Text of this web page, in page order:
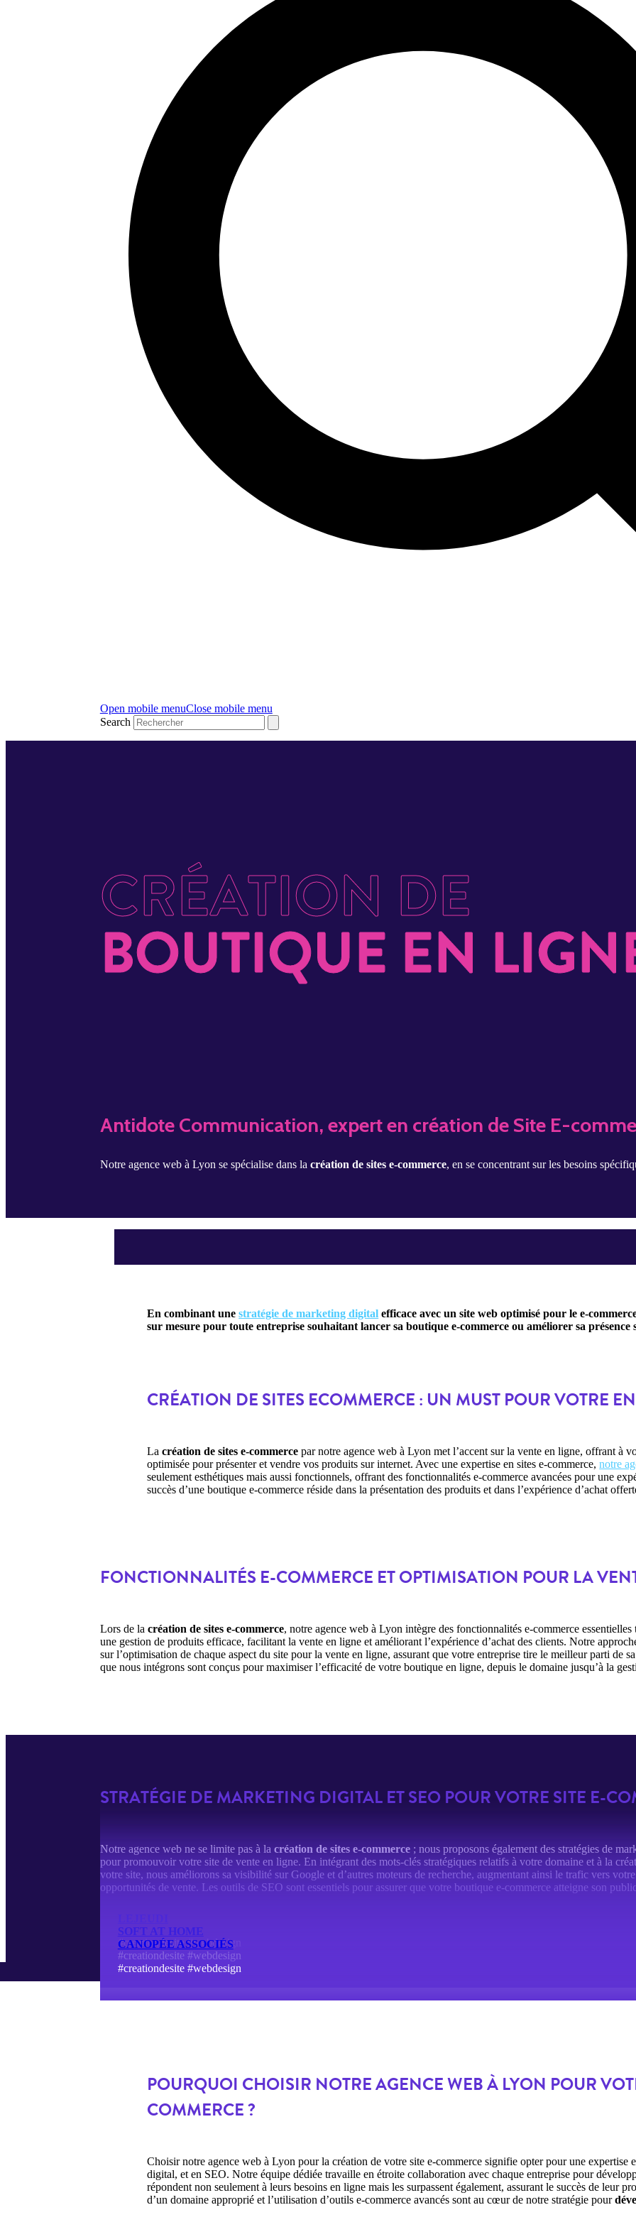
Open mobile menuClose mobile menu
Search
CRÉATION DE
BOUTIQUE EN
Antidote Communication, expert en création de Site E-
Notre agence web à Lyon se spécialise dans la création de sites e-commerce, en se concentrant sur les besoins
En combinant unestratégie de marketing digital efficace avec unsite web optimisé pour le e-
sur mesure pour toute entreprise souhaitant lancer sa boutique e-commerce ou améliorer sa présence
CRÉATION DE SITES ECOMMERCE : UN MUST POUR VOTRE
Lacréation de sites e-commerce par notre agence web à Lyon met l’accent sur la vente en ligne, offrant à
optimisée pour présenter et vendre vos produits sur internet. Avec une expertise en sites e-commerce,notre
seulement esthétiques mais aussi fonctionnels, offrant des fonctionnalités e-commerce avancées pour une
succès d’une boutique e-commerce réside dans la présentation des produits et dans l’expérience d’achat
FONCTIONNALITÉS E-COMMERCE ET OPTIMISATION POUR LA
Lors de la création de sites e-commerce, notre agence web à Lyon intègre des fonctionnalités e-commerce essentielles
une gestion de produits efficace, facilitant la vente en ligne et améliorant l’expérience d’achat des clients. Notre
sur l’optimisation de chaque aspect du site pour la vente en ligne, assurant que votre entreprise tire le meilleur parti de
que nous intégrons sont conçus pour maximiser l’efficacité de votre boutique en ligne, depuis le domaine jusqu’à la
STRATÉGIE DE MARKETING DIGITAL ET SEO POUR VOTRE SITE E-
Notre agence web ne se limite pas à la création de sites e-commerce; nous proposons également des stratégies de
pour promouvoir votre site de vente en ligne. En intégrant des mots-clés stratégiques relatifs à votre domaine et à la
votre site, nous améliorons sa visibilité sur Google et d’autres moteurs de recherche, augmentant ainsi le trafic vers
opportunités de vente. Les outils de SEO sont essentiels pour assurer que votre boutique e-commerce atteigne son
#creationdesite #webdesign
SOFT AT HOME
#creationdesite #webdesign
CANOPÉE ASSOCIÉS
#creationdesite #webdesign
POURQUOI CHOISIR NOTRE AGENCE WEB À LYON POUR
COMMERCE ?
Choisir notre agence web à Lyon pour la création de votre site e-commerce signifie opter pour une expertise
digital, et en SEO. Notre équipe dédiée travaille en étroite collaboration avec chaque entreprise pour
répondent non seulement à leurs besoins en ligne mais les surpassent également, assurant le succès de leur
d’un domaine approprié et l’utilisation d’outils e-commerce avancés sont au cœur de notre stratégie pour